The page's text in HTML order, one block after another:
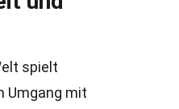
spielt
Umgang mit